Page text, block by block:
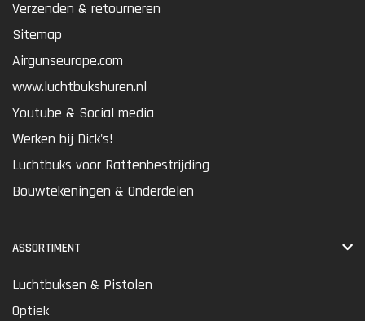
Verzenden & retourneren
Sitemap
Airgunseurope.com
www.luchtbukshuren.nl
Youtube & Social media
Werken bij Dick's!
Luchtbuks voor Rattenbestrijding
Bouwtekeningen & Onderdelen
ASSORTIMENT
Luchtbuksen & Pistolen
Optiek